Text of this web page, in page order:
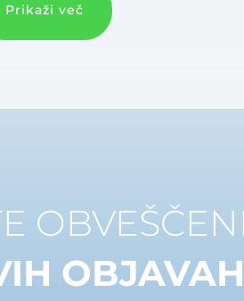
Prikaži več